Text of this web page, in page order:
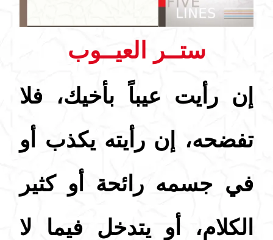
ستــر العيــوب
إن رأيت عيباً بأخيك، فلا
تفضحه، إن رأيته يكذب أو
في جسمه رائحة أو كثير
الكلام، أو يتدخل فيما لا